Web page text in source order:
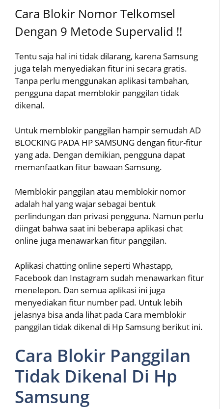
Cara Blokir Nomor Telkomsel
Dengan 9 Metode Supervalid !!
Tentu saja hal ini tidak dilarang, karena Samsung
juga telah menyediakan fitur ini secara gratis.
Tanpa perlu menggunakan aplikasi tambahan,
pengguna dapat memblokir panggilan tidak
dikenal.
Untuk memblokir panggilan hampir semudah AD
BLOCKING PADA HP SAMSUNG dengan fitur-fitur
yang ada. Dengan demikian, pengguna dapat
memanfaatkan fitur bawaan Samsung.
Memblokir panggilan atau memblokir nomor
adalah hal yang wajar sebagai bentuk
perlindungan dan privasi pengguna. Namun perlu
diingat bahwa saat ini beberapa aplikasi chat
online juga menawarkan fitur panggilan.
Aplikasi chatting online seperti Whastapp,
Facebook dan Instagram sudah menawarkan fitur
menelepon. Dan semua aplikasi ini juga
menyediakan fitur number pad. Untuk lebih
jelasnya bisa anda lihat pada Cara memblokir
panggilan tidak dikenal di Hp Samsung berikut ini.
Cara Blokir Panggilan
Tidak Dikenal Di Hp
Samsung